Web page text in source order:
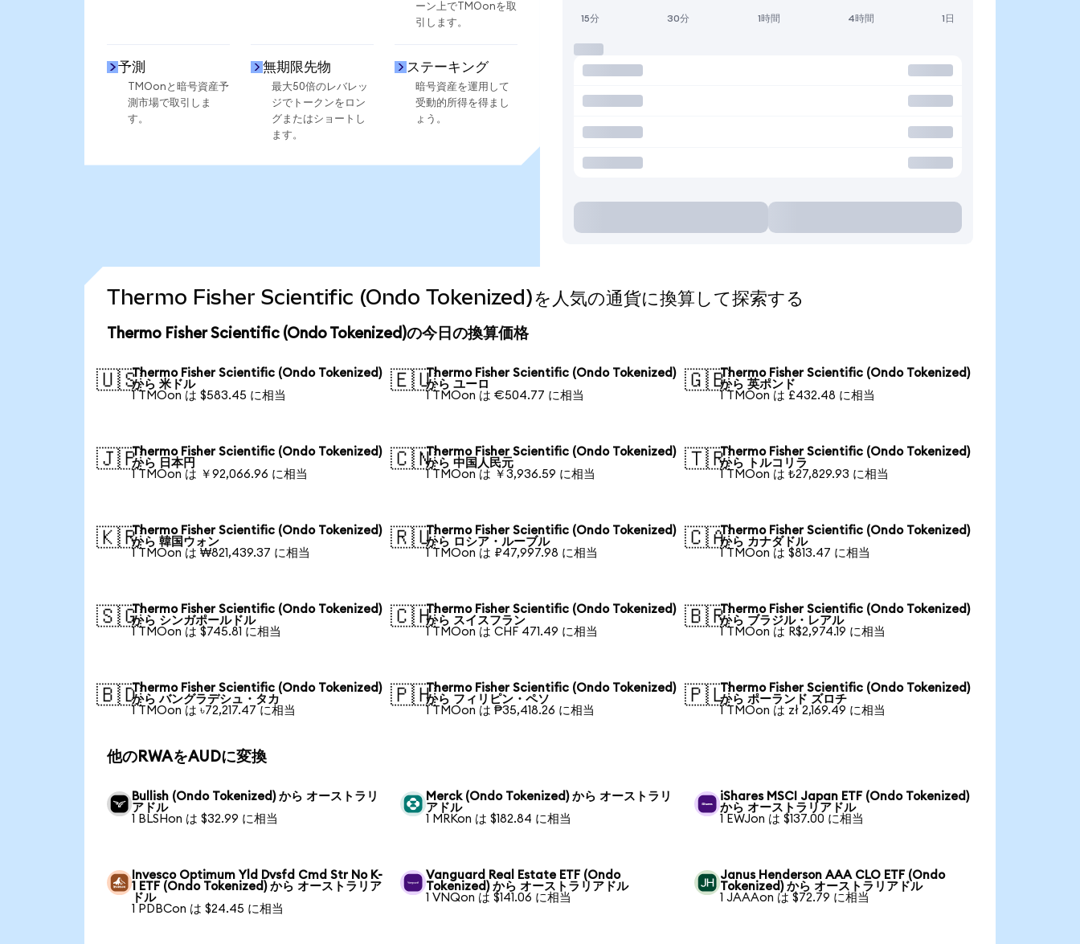
ーン上でTMOonを取
引します。
予測
TMOonと暗号資産予
測市場で取引しま
す。
無期限先物
最大50倍のレバレッ
ジでトークンをロン
グまたはショートし
ます。
ステーキング
暗号資産を運用して
受動的所得を得まし
ょう。
15分 30分 1時間 4時間 1日
Thermo Fisher Scientific (Ondo Tokenized)を人気の通貨に換算して探索する
Thermo Fisher Scientific (Ondo Tokenized)の今日の換算価格
🇺🇸Thermo Fisher Scientific (Ondo Tokenized)
から 米ドル
1 TMOon は $583.45 に相当
🇪🇺Thermo Fisher Scientific (Ondo Tokenized)
から ユーロ
1 TMOon は €504.77 に相当
🇬🇧Thermo Fisher Scientific (Ondo Tokenized)
から 英ポンド
1 TMOon は £432.48 に相当
🇯🇵Thermo Fisher Scientific (Ondo Tokenized)
から 日本円
1 TMOon は ￥92,066.96 に相当
🇨🇳Thermo Fisher Scientific (Ondo Tokenized)
から 中国人民元
1 TMOon は ￥3,936.59 に相当
🇹🇷Thermo Fisher Scientific (Ondo Tokenized)
から トルコリラ
1 TMOon は ₺27,829.93 に相当
🇰🇷Thermo Fisher Scientific (Ondo Tokenized)
から 韓国ウォン
1 TMOon は ₩821,439.37 に相当
🇷🇺Thermo Fisher Scientific (Ondo Tokenized)
から ロシア・ルーブル
1 TMOon は ₽47,997.98 に相当
🇨🇦Thermo Fisher Scientific (Ondo Tokenized)
から カナダドル
1 TMOon は $813.47 に相当
🇸🇬Thermo Fisher Scientific (Ondo Tokenized)
から シンガポールドル
1 TMOon は $745.81 に相当
🇨🇭Thermo Fisher Scientific (Ondo Tokenized)
から スイスフラン
1 TMOon は CHF 471.49 に相当
🇧🇷Thermo Fisher Scientific (Ondo Tokenized)
から ブラジル・レアル
1 TMOon は R$2,974.19 に相当
🇧🇩Thermo Fisher Scientific (Ondo Tokenized)
から バングラデシュ・タカ
1 TMOon は ৳72,217.47 に相当
🇵🇭Thermo Fisher Scientific (Ondo Tokenized)
から フィリピン・ペソ
1 TMOon は ₱35,418.26 に相当
🇵🇱Thermo Fisher Scientific (Ondo Tokenized)
から ポーランド ズロチ
1 TMOon は zł 2,169.49 に相当
他のRWAをAUDに変換
Bullish (Ondo Tokenized) から オーストラリ
アドル
1 BLSHon は $32.99 に相当
Merck (Ondo Tokenized) から オーストラリ
アドル
1 MRKon は $182.84 に相当
iShares MSCI Japan ETF (Ondo Tokenized)
から オーストラリアドル
1 EWJon は $137.00 に相当
Invesco Optimum Yld Dvsfd Cmd Str No K-
1 ETF (Ondo Tokenized) から オーストラリア
ドル
1 PDBCon は $24.45 に相当
Vanguard Real Estate ETF (Ondo
Tokenized) から オーストラリアドル
1 VNQon は $141.06 に相当
Janus Henderson AAA CLO ETF (Ondo
Tokenized) から オーストラリアドル
1 JAAAon は $72.79 に相当